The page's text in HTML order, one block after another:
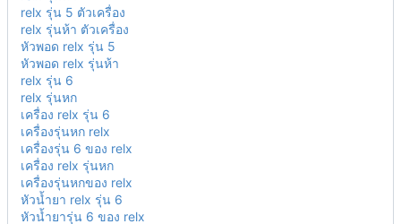
relx รุ่น 5 ตัวเครื่อง
relx รุ่นห้า ตัวเครื่อง
หัวพอด relx รุ่น 5
หัวพอด relx รุ่นห้า
relx รุ่น 6
relx รุ่นหก
เครื่อง relx รุ่น 6
เครื่องรุ่นหก relx
เครื่องรุ่น 6 ของ relx
เครื่อง relx รุ่นหก
เครื่องรุ่นหกของ relx
หัวน้ำยา relx รุ่น 6
หัวน้ำยารุ่น 6 ของ relx